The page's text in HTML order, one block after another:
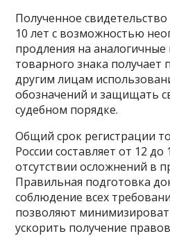
Полученное
10 лет с возможностью
продления на
товарного знака получает
другим лицам
обозначений и защищать
судебном порядке.
Общий срок регистрации
России составляет от 12
отсутствии осложнений в
Правильная подготовка
соблюдение всех
позволяют
ускорить получение